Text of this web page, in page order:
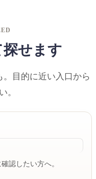
せます
目的に近い入口から
。
認したい方へ。